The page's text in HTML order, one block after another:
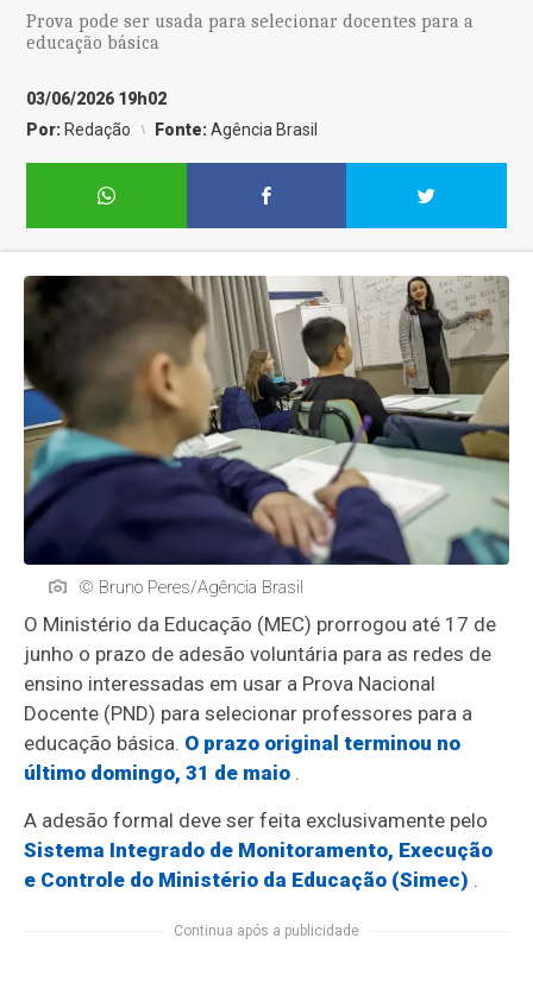
Prova pode ser usada para selecionar docentes para a
educação básica
03/06/2026 19h02
Por: Redação Fonte:Agência Brasil
© Bruno Peres/Agência Brasil
O Ministério da Educação (MEC) prorrogou até 17 de
junho o prazo de adesão voluntária para as redes de
ensino interessadas em usar a Prova Nacional
Docente (PND) para selecionar professores para a
educação básica. O prazo original terminou no
último domingo, 31 de maio .
A adesão formal deve ser feita exclusivamente pelo
Sistema Integrado de Monitoramento, Execução
e Controle do Ministério da Educação (Simec) .
Continua após a publicidade